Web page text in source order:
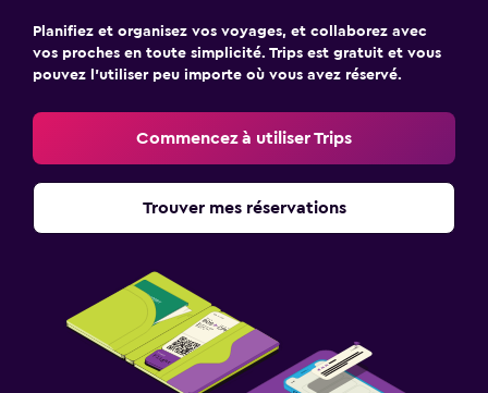
Planifiez et organisez vos voyages, et collaborez avec
vos proches en toute simplicité. Trips est gratuit et vous
pouvez l’utiliser peu importe où vous avez réservé.
Commencez à utiliser Trips
Trouver mes réservations